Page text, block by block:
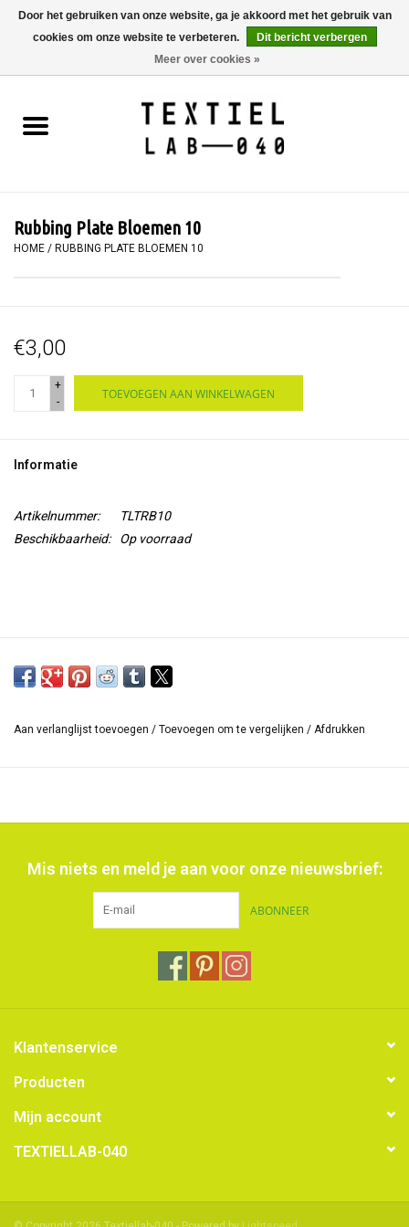
0 Artikelen - €0,00
BOEKEN
SCHILDEREN
WORKSHOPS
SPECIALS
Rubbing Plate Bloemen 10
HOME / RUBBING PLATE BLOEMEN 10
€3,00
+
-
TOEVOEGEN AAN WINKELWAGEN
Informatie
Artikelnummer:
TLTRB10
Beschikbaarheid:
Op voorraad
Aan verlanglijst toevoegen / Toevoegen om te vergelijken / Afdrukken
Mis niets en meld je aan voor onze nieuwsbrief:
ABONNEER
Klantenservice
Producten
Mijn account
TEXTIELLAB-040
Door het gebruiken van onze website, ga je akkoord met het gebruik van
cookies om onze website te verbeteren.
Dit bericht verbergen
Meer over cookies »